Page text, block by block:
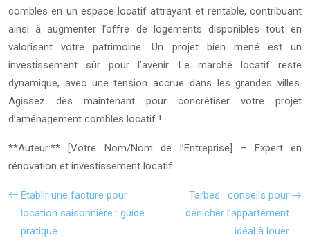
combles en un espace locatif attrayant et rentable, contribuant
ainsi à augmenter l’offre de logements disponibles tout en
valorisant votre patrimoine. Un projet bien mené est un
investissement sûr pour l’avenir. Le marché locatif reste
dynamique, avec une tension accrue dans les grandes villes.
Agissez dès maintenant pour concrétiser votre projet
d’aménagement combles locatif !
**Auteur:** [Votre Nom/Nom de l’Entreprise] – Expert en
rénovation et investissement locatif.
Établir une facture pour
location saisonnière : guide
pratique
Tarbes : conseils pour
dénicher l’appartement
idéal à louer